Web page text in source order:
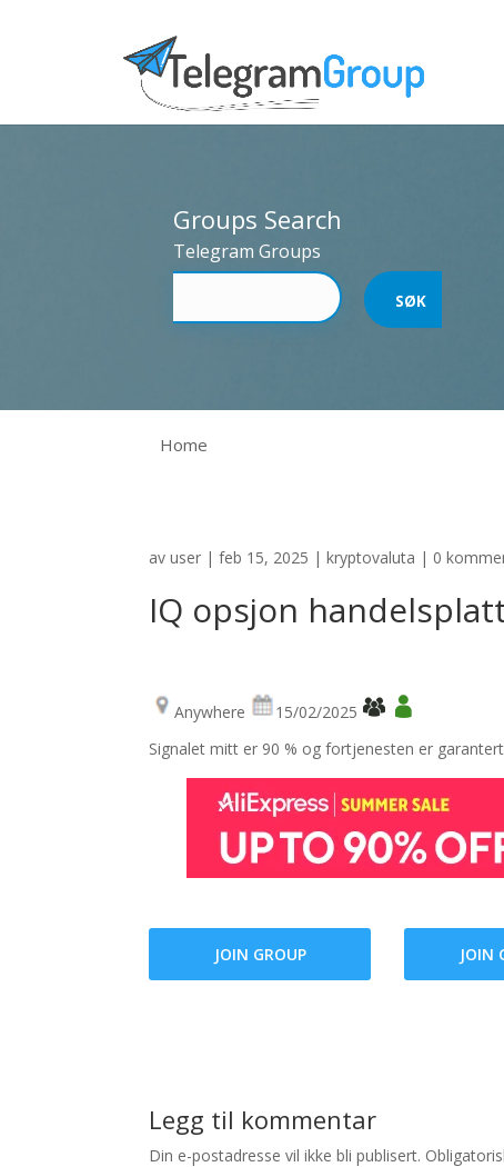
Groups Search
Telegram Groups
Home
avuser |feb 15, 2025 |kryptovaluta | 0
IQ opsjon
Anywhere
15/02/2025
Signalet mitt er 90 % og fortjenesten er garantert
JOIN GROUP JOIN
Legg til kommentar
Din e-postadresse vil ikke bli publisert.